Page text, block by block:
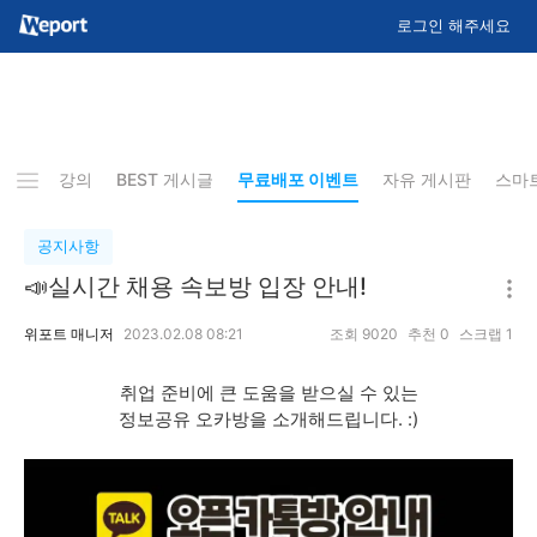
로그인 해주세요
이트 강의 BEST 게시글 무료배포 이벤트 자유 게시판 스마
공지사항
📣실시간 채용 속보방 입장 안내!
위포트 매니저 2023.02.08 08:21 조회 9020 추천 0 스크랩 1
취업 준비에 큰 도움을 받으실 수 있는
정보공유 오카방을 소개해드립니다. :)